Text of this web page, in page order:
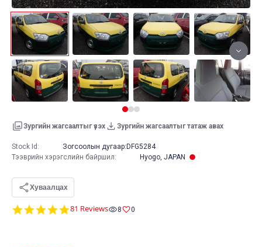
Зургийн жагсаалтыг үзэх Зургийн жагсаалтыг татаж авах
4.8
81 Reviews 8 0
Stock Id: Зогсоолын дугаар: DFG5284
Тээврийн хэрэгслийн байршил: Hyogo, JAPAN
Хуваалцах